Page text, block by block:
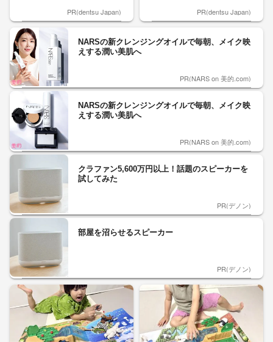
PR(dentsu Japan) PR(dentsu Japan)
NARSの新クレンジングオイルで毎朝、メイク映
えする潤い美肌へ
PR(NARS on 美的.com)
NARSの新クレンジングオイルで毎朝、メイク映
えする潤い美肌へ
PR(NARS on 美的.com)
クラファン5,600万円以上！話題のスピーカーを
試してみた
PR(デノン)
部屋を沼らせるスピーカー
PR(デノン)